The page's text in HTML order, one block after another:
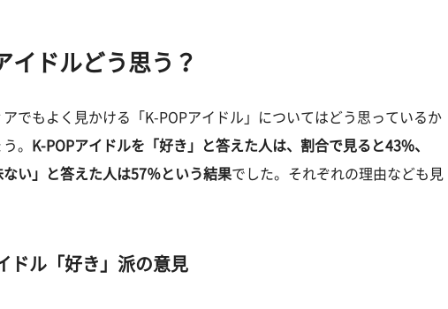
イドルどう思う？
でもよく見かける「K-POPアイドル」についてはどう思っているか
。
K-POPアイドルを「好き」と答えた人は、割合で見ると43%、
ない」と答えた人は57％という結果でした。それぞれの理由なども見
ドル「好き」派の意見